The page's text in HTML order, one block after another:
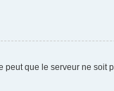
que le serveur ne soit